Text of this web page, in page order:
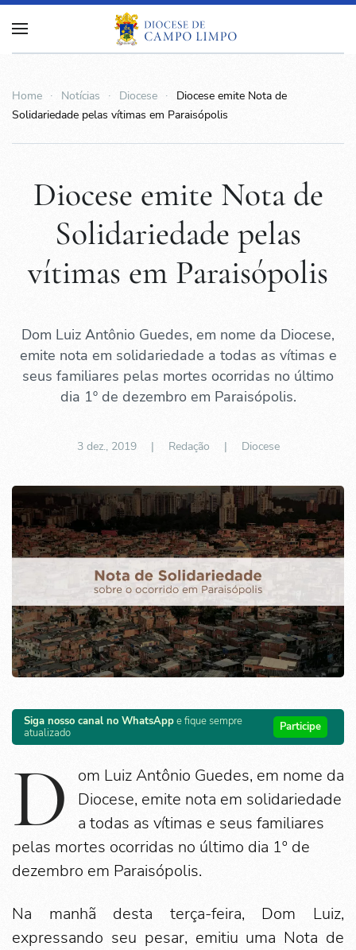
Home Notícias Diocese
Diocese emite Nota de
Solidariedade pelas vítimas em Paraisópolis
Diocese emite Nota de
Solidariedade pelas
vítimas em Paraisópolis
Dom Luiz Antônio Guedes, em nome da Diocese,
emite nota em solidariedade a todas as vítimas e
seus familiares pelas mortes ocorridas no último
dia 1º de dezembro em Paraisópolis.
3 dez., 2019| Redação | Diocese
Siga nosso canal no WhatsAppe fique sempre
atualizado
Participe
D
om Luiz Antônio Guedes, em nome da
Diocese, emite nota em solidariedade
a todas as vítimas e seus familiares
pelas mortes ocorridas no último dia 1º de
dezembro em Paraisópolis.
Na manhã desta terça-feira, Dom Luiz,
expressando seu pesar, emitiu uma Nota de